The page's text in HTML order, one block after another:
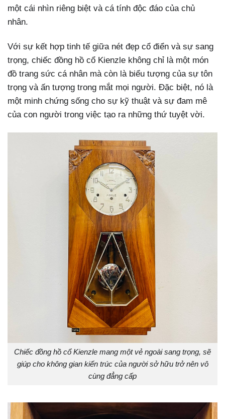
một cái nhìn riêng biệt và cá tính độc đáo của chủ
nhân.
Với sự kết hợp tinh tế giữa nét đẹp cổ điển và sự sang
trọng, chiếc đồng hồ cổ Kienzle không chỉ là một món
đồ trang sức cá nhân mà còn là biểu tượng của sự tôn
trọng và ấn tượng trong mắt mọi người. Đặc biệt, nó là
một minh chứng sống cho sự kỹ thuật và sự đam mê
của con người trong việc tạo ra những thứ tuyệt vời.
Chiếc đồng hồ cổ Kienzle mang một vẻ ngoài sang trọng, sẽ
giúp cho không gian kiến trúc của người sở hữu trở nên vô
cùng đẳng cấp